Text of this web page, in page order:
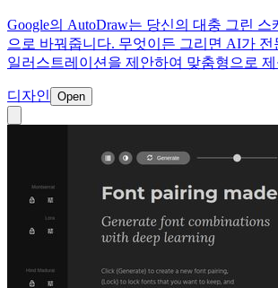
Google의 AutoDraw는 당신의 대충 그린 스
으로 바꿔줍니다. 무엇이든 그리면 AI가
일러스트레이션을 제안하여 맞춤형으로
디자인 Open